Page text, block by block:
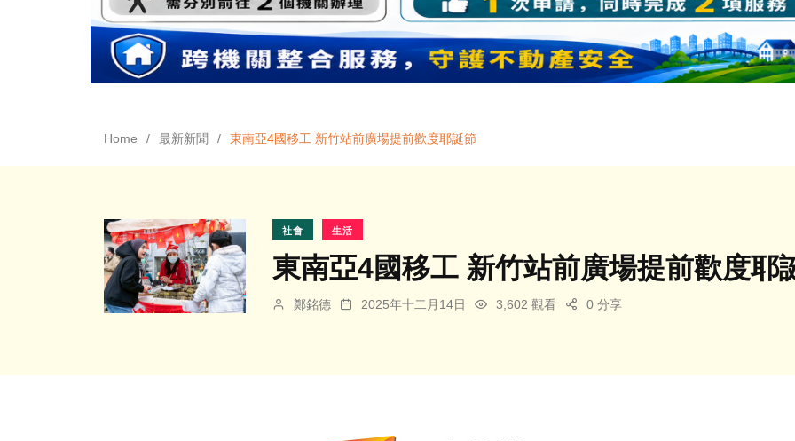
Home 最新新聞 東南亞4國移工 新竹站前廣場提前歡度耶誕節
社會 生活
東南亞4國移工 新竹站前廣場提前歡度耶
鄭銘德 2025年十二月14日 3,602 觀看 0 分享